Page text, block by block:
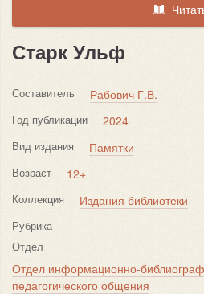
Старк Ульф
Составитель Рабович Г.В.
Год публикации 2024
Вид издания Памятки
Возраст 12+
Коллекция Издания библиотеки
Рубрика
Отдел
Отдел информационно-
педагогического общения